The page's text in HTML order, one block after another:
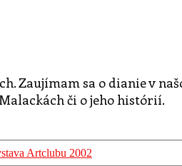
Zaujímam sa o dianie v
či o jeho histórií.
Artclubu 2002